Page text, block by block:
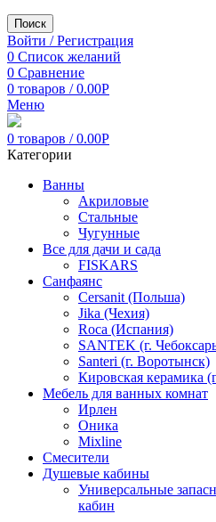
Поиск
Войти / Регистрация
0 Список желаний
0 Сравнение
0 товаров / 0.00Р
Меню
0 товаров / 0.00Р
Категории
Ванны
Акриловые
Стальные
Чугунные
Все для дачи и сада
FISKARS
Санфаянс
Cersanit (Польша)
Jika (Чехия)
Roca (Испания)
SANTEK (г.
Santeri (г. Воротынск)
Кировская керамика
Мебель для ванных комнат
Ирлен
Оника
Mixline
Смесители
Душевые кабины
Универсальные
кабин